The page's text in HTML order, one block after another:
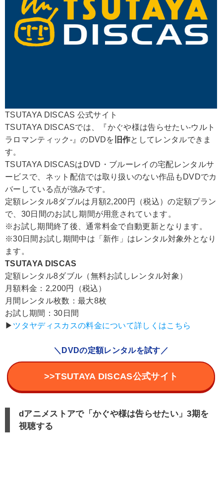
TSUTAYA DISCAS 公式サイト
TSUTAYA DISCASでは、『かぐや様は告らせたい-ウルト
ラロマンティック-』のDVDを 旧作としてレンタルできま
す。
TSUTAYA DISCASはDVD・ブルーレイの宅配レンタルサ
ービスで、ネット配信では取り扱いのない作品もDVDでカ
バーしている点が強みです。
定額レンタル8ダブルは月額2,200円（税込）の定額プラン
で、30日間のお試し期間が用意されています。
※お試し期間終了後、通常料金で自動更新となります。
※30日間お試し期間中は「新作」はレンタル対象外となり
ます。
TSUTAYA DISCAS
定額レンタル8ダブル（無料お試しレンタル対象）
月額料金：2,200円（税込）
月間レンタル枚数：最大8枚
お試し期間：30日間
▶︎ ツタヤディスカスの料金について詳しくはこちら
＼DVDの定額レンタルを試す／
>>TSUTAYA DISCAS公式サイト
dアニメストアで「かぐや様は告らせたい」3期を
視聴する